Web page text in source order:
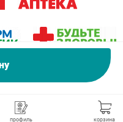
профиль корзина